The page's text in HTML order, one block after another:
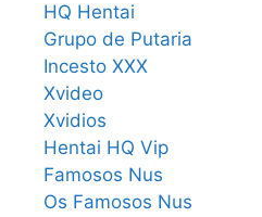
HQ Hentai
Grupo de Putaria
Incesto XXX
Xvideo
Xvidios
Hentai HQ Vip
Famosos Nus
Os Famosos Nus